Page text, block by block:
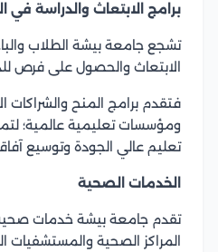
برامج الابتعاث والدراسة في
تشجع جامعة بيشة الطلاب
الابتعاث والحصول على فرص
فتقدم برامج المنح والشراكات
ومؤسسات تعليمية عالمية؛
تعليم عالي الجودة وتوسيع
الخدمات الصحية
تقدم جامعة بيشة خدمات
المراكز الصحية والمستشفيات